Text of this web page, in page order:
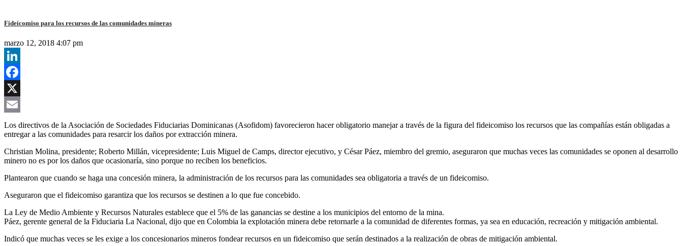
Fideicomiso para los recursos de las comunidades mineras
marzo 12, 2018 4:07 pm
LinkedIn
Facebook
X
Email
Los directivos de la Asociación de Sociedades Fiduciarias Dominicanas (Asofidom) favorecieron hacer obligatorio manejar a través de la figura del fideicomiso los recursos que las compañías están obligadas a
entregar a las comunidades para resarcir los daños por extracción minera.
Christian Molina, presidente; Roberto Millán, vicepresidente; Luis Miguel de Camps, director ejecutivo, y César Páez, miembro del gremio, aseguraron que muchas veces las comunidades se oponen al desarrollo
minero no es por los daños que ocasionaría, sino porque no reciben los beneficios.
Plantearon que cuando se haga una concesión minera, la administración de los recursos para las comunidades sea obligatoria a través de un fideicomiso.
Aseguraron que el fideicomiso garantiza que los recursos se destinen a lo que fue concebido.
La Ley de Medio Ambiente y Recursos Naturales establece que el 5% de las ganancias se destine a los municipios del entorno de la mina.
Páez, gerente general de la Fiduciaria La Nacional, dijo que en Colombia la explotación minera debe retornarle a la comunidad de diferentes formas, ya sea en educación, recreación y mitigación ambiental.
Indicó que muchas veces se les exige a los concesionarios mineros fondear recursos en un fideicomiso que serán destinados a la realización de obras de mitigación ambiental.